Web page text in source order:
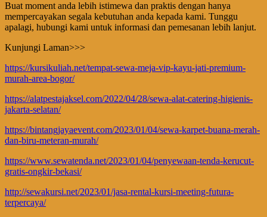
Buat moment anda lebih istimewa dan praktis dengan hanya
mempercayakan segala kebutuhan anda kepada kami. Tunggu
apalagi, hubungi kami untuk informasi dan pemesanan lebih lanjut.
Kunjungi Laman>>>
https://kursikuliah.net/tempat-sewa-meja-vip-kayu-jati-premium-
murah-area-bogor/
https://alatpestajaksel.com/2022/04/28/sewa-alat-catering-higienis-
jakarta-selatan/
https://bintangjayaevent.com/2023/01/04/sewa-karpet-buana-merah-
dan-biru-meteran-murah/
https://www.sewatenda.net/2023/01/04/penyewaan-tenda-kerucut-
gratis-ongkir-bekasi/
http://sewakursi.net/2023/01/jasa-rental-kursi-meeting-futura-
terpercaya/